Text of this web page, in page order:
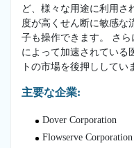
ど、様々な用途に利用さ
度が高くせん断に敏感な
子も操作できます。 さ
によって加速されている
トの市場を後押ししてい
主要な企業:
Dover Corporation
Flowserve Corporation